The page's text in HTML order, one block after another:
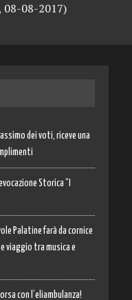
08-08-2017)
dei voti, riceve una
Storica “I
Palatine farà da cornice
viaggio tra musica e
con l’eliambulanza!